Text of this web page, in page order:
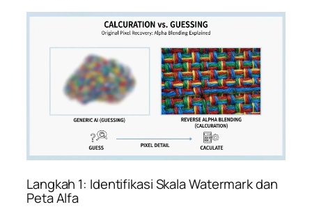
Langkah 1: Identifikasi Skala Watermark dan
Peta Alfa